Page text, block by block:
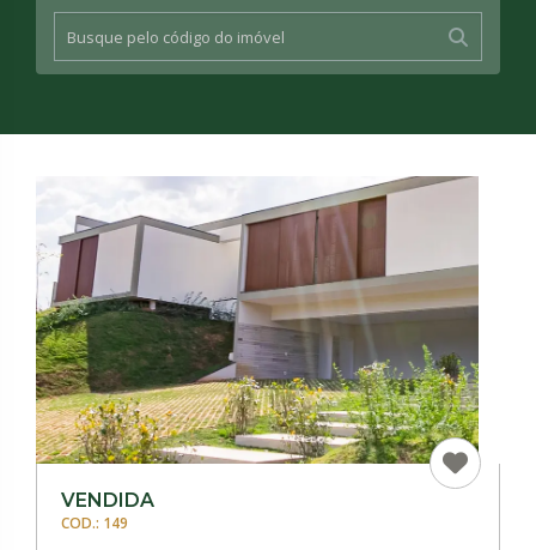
VENDIDA
COD.: 149